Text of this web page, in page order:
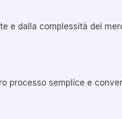
e dalla complessità del
processo semplice e